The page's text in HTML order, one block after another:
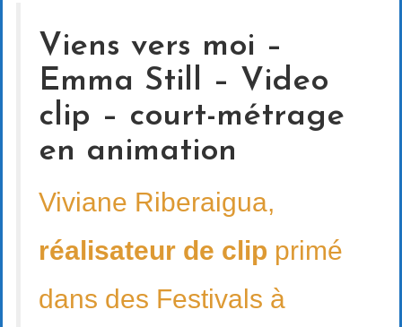
Viens vers moi –
Emma Still – Video
clip – court-métrage
en animation
Viviane Riberaigua,
réalisateur de clip primé
dans des Festivals à